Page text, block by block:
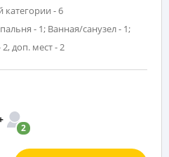
категории - 6
- 1; Ванная/санузел - 1;
доп. мест - 2
2